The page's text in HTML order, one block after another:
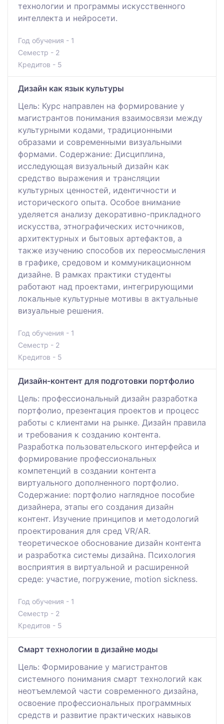
технологии и программы искусственного
интеллекта и нейросети.
Год обучения - 1
Семестр - 2
Кредитов - 5
Дизайн как язык культуры
Цель: Курс направлен на формирование у
магистрантов понимания взаимосвязи между
культурными кодами, традиционными
образами и современными визуальными
формами. Содержание: Дисциплина,
исследующая визуальный дизайн как
средство выражения и трансляции
культурных ценностей, идентичности и
исторического опыта. Особое внимание
уделяется анализу декоративно-прикладного
искусства, этнографических источников,
архитектурных и бытовых артефактов, а
также изучению способов их переосмысления
в графике, средовом и коммуникационном
дизайне. В рамках практики студенты
работают над проектами, интегрирующими
локальные культурные мотивы в актуальные
визуальные решения.
Год обучения - 1
Семестр - 2
Кредитов - 5
Дизайн-контент для подготовки портфолио
Цель: профессиональный дизайн разработка
портфолио, презентация проектов и процесс
работы с клиентами на рынке. Дизайн правила
и требования к созданию контента.
Разработка пользовательского интерфейса и
формирование профессиональных
компетенций в создании контента
виртуального дополненного портфолио.
Содержание: портфолио наглядное пособие
дизайнера, этапы его создания дизайн
контент. Изучение принципов и методологий
проектирования для сред VR/AR.
теоретическое обоснование дизайн контента
и разработка системы дизайна. Психология
восприятия в виртуальной и расширенной
среде: участие, погружение, motion sickness.
Год обучения - 1
Семестр - 2
Кредитов - 5
Смарт технологии в дизайне моды
Цель: Формирование у магистрантов
системного понимания смарт технологий как
неотъемлемой части современного дизайна,
освоение профессиональных программных
средств и развитие практических навыков